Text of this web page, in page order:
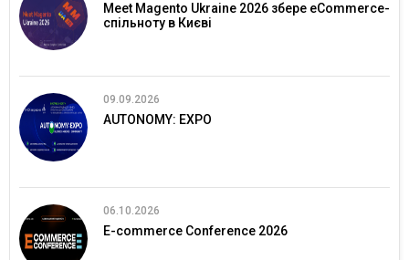
Meet Magento Ukraine 2026 збере eCommerce-
спільноту в Києві
09.09.2026
AUTONOMY: EXPO
06.10.2026
E-commerce Conference 2026